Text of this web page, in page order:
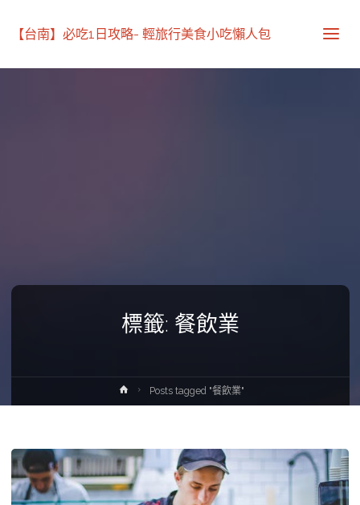
【台南】必吃1日攻略- 輕旅行美食小吃懶人包
標籤: 餐飲業
HomePosts tagged "餐飲業"